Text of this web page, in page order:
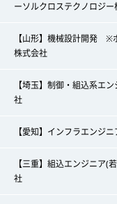
ーソルクロステクノロジー
【山形】機械設計開発 ※
株式会社
【埼玉】制御・組込系エ
社
【愛知】インフラエンジ
【三重】組込エンジニア(
社